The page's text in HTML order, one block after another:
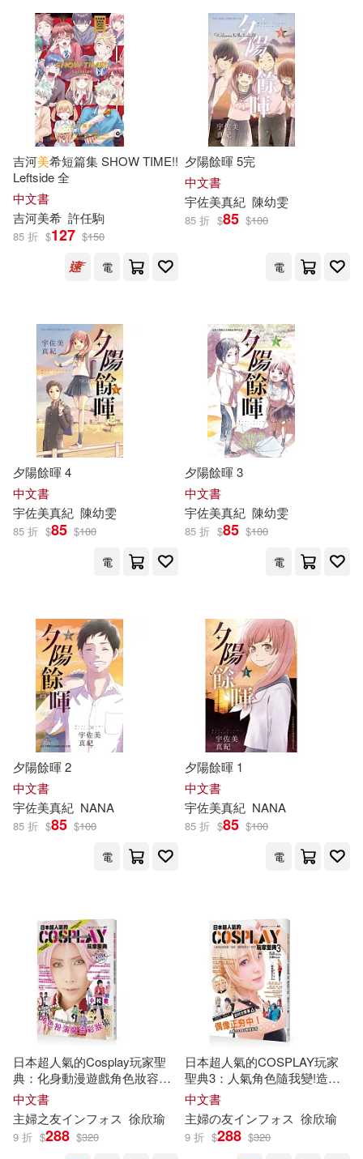
和久井美兎(51) 廣嶋玲子(51)
素人onlyプラム(51)
譚樹輝(51) エスデジタル(50)
傅雷(50) 太宰治(50)
安達充(50) 虎井シグマ(50)
（美）約翰·埃德蒙森，（美）安妮·
麥金蒂(50)
FFC(49) サイトウケンジ(49)
プレステージマガジン(49)
吉永史(49) 姫咲はな(49)
日本寶庫社(49) 朵琳製作(49)
究極美女プレステージ(49)
（美）約翰·斯坦貝克(49)
綺羅(48) 解禁お宝写真集(48)
（美）卡森·麥卡勒斯(48)
(美)戴維斯(47)
グラフィティジャパン(47)
天然美月(47) 本社編(47)
（美）蕾切爾·卡森(47)
biki(46) 汲慶海(46)
鄭春華(46) 加賀美さら(45)
北京出版社(361)
百花洲文藝出版社(361)
利陽時代(359)
中國水利水電出版社(358)
四川人民出版社(355)
上海科技教育出版社(354)
人民軍醫出版社(353)
文匯出版社(353) 麥田(350)
中央廣播電視大學出版社(347)
人民美術出版社(343)
哈爾濱出版社(342)
中國政法大學出版社(331)
哈爾濱工業大學出版社(324)
江西人民出版社(320)
世一(319)
廣東人民出版社(315)
陝西師範大學出版社(314)
吉河美希短篇集 SHOW TIME!!
Leftside 全
中文書
吉河美希 許任駒
85 折 $127 $150
電
夕陽餘暉 5完
中文書
宇佐美真紀 陳幼雯
85 折 $85 $100
電
夕陽餘暉 4
中文書
宇佐美真紀 陳幼雯
85 折 $85 $100
電
夕陽餘暉 3
中文書
宇佐美真紀 陳幼雯
85 折 $85 $100
電
夕陽餘暉 2
中文書
宇佐美真紀 NANA
85 折 $85 $100
電
夕陽餘暉 1
中文書
宇佐美真紀 NANA
85 折 $85 $100
電
日本超人氣的Cosplay玩家聖
典：化身動漫遊戲角色妝容&
攝影技巧
中文書
主婦之友インフォス 徐欣瑜
9 折 $288 $320
日本超人氣的COSPLAY玩家
聖典3：人氣角色隨我變!造
型、攝影新訊也一把抓
中文書
主婦の友インフォス 徐欣瑜
9 折 $288 $320